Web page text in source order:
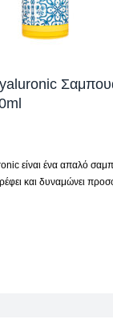
είναι ένα απαλό
και δυναμώνει